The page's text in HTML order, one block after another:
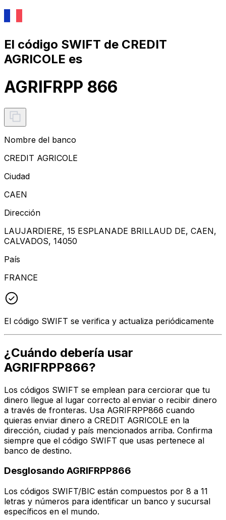
El código SWIFT de CREDIT
AGRICOLE es
AGRIFRPP 866
Nombre del banco
CREDIT AGRICOLE
Ciudad
CAEN
Dirección
LAUJARDIERE, 15 ESPLANADE BRILLAUD DE, CAEN,
CALVADOS, 14050
País
FRANCE
El código SWIFT se verifica y actualiza periódicamente
¿Cuándo debería usar
AGRIFRPP866?
Los códigos SWIFT se emplean para cerciorar que tu
dinero llegue al lugar correcto al enviar o recibir dinero
a través de fronteras. Usa AGRIFRPP866 cuando
quieras enviar dinero a CREDIT AGRICOLE en la
dirección, ciudad y país mencionados arriba. Confirma
siempre que el código SWIFT que usas pertenece al
banco de destino.
Desglosando AGRIFRPP866
Los códigos SWIFT/BIC están compuestos por 8 a 11
letras y números para identificar un banco y sucursal
específicos en el mundo.